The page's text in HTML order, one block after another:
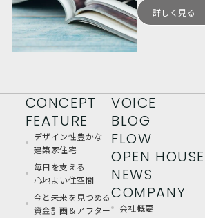
詳しく見る
CONCEPT
FEATURE
デザイン性豊かな
建築家住宅
毎日を支える
心地よい住空間
今と未来を見つめる
資金計画＆アフター
VOICE
BLOG
FLOW
OPEN HOUSE
NEWS
COMPANY
会社概要